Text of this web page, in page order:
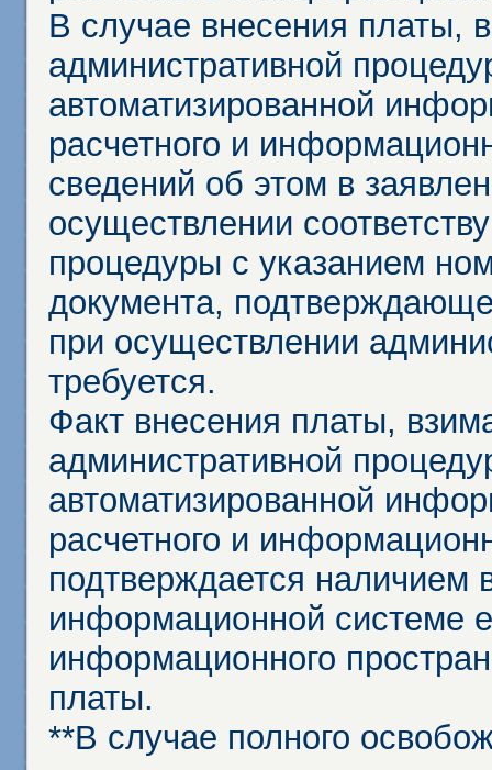
В случае внесения платы,
административной
автоматизированной
расчетного и
сведений об этом в
осуществлении
процедуры с указанием
документа,
при осуществлении
требуется.
Факт внесения платы,
административной
автоматизированной
расчетного и
подтверждается наличием
информационной системе
информационного
платы.
**В случае полного